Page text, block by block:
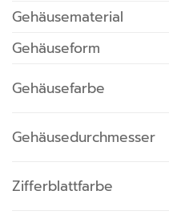
Gehäusematerial
Gehäuseform
Gehäusefarbe
Gehäusedurchmesser
Zifferblattfarbe